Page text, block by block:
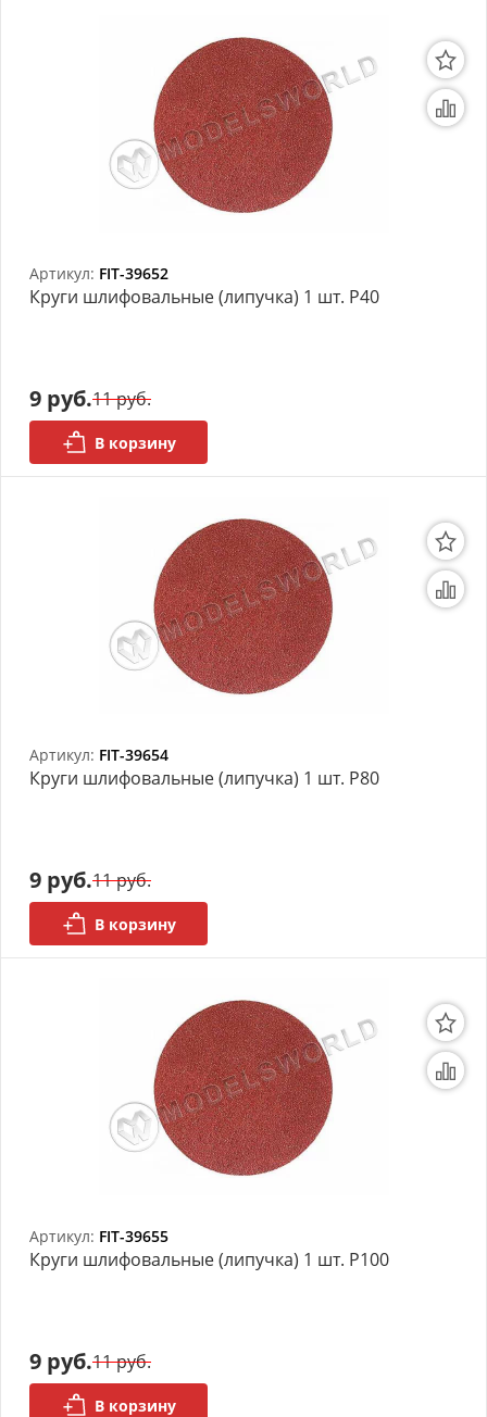
Артикул: FIT-39652
Круги шлифовальные (липучка) 1 шт. Р40
9 руб.11 руб.
В корзину
Артикул: FIT-39654
Круги шлифовальные (липучка) 1 шт. Р80
9 руб.11 руб.
В корзину
Артикул: FIT-39655
Круги шлифовальные (липучка) 1 шт. Р100
9 руб.11 руб.
В корзину